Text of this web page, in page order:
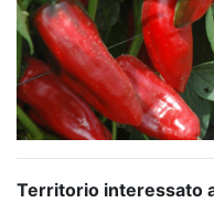
Territorio interessato